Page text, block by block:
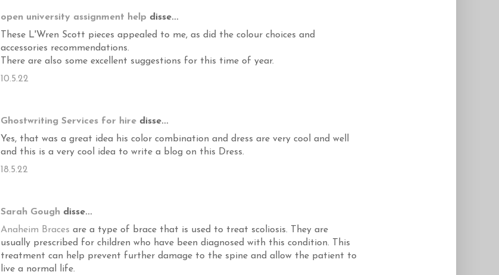
open university assignment help disse...
These L'Wren Scott pieces appealed to me, as did the colour choices and
accessories recommendations.
There are also some excellent suggestions for this time of year.
10.5.22
Ghostwriting Services for hire disse...
Yes, that was a great idea his color combination and dress are very cool and well
and this is a very cool idea to write a blog on this Dress.
18.5.22
Sarah Gough disse...
Anaheim Braces are a type of brace that is used to treat scoliosis. They are
usually prescribed for children who have been diagnosed with this condition. This
treatment can help prevent further damage to the spine and allow the patient to
live a normal life.